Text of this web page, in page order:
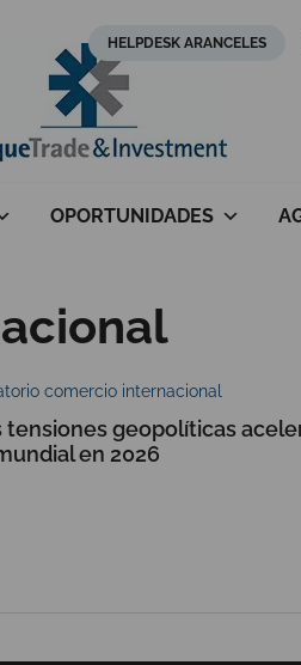
HELPDESK ARANCELES
OPORTUNIDADES
comercio internacional
geopolíticas
en 2026